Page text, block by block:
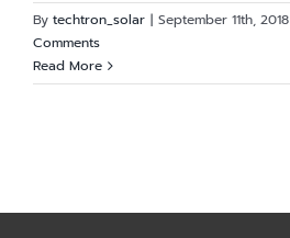
By techtron_solar | September 11th, 2018
Comments
Read More